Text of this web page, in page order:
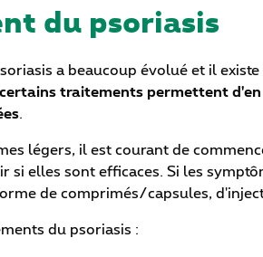
du psoriasis
a beaucoup évolué et il
certains traitements permettent
.
légers, il est courant de
si elles sont efficaces. Si les
de comprimés/capsules,
du psoriasis :